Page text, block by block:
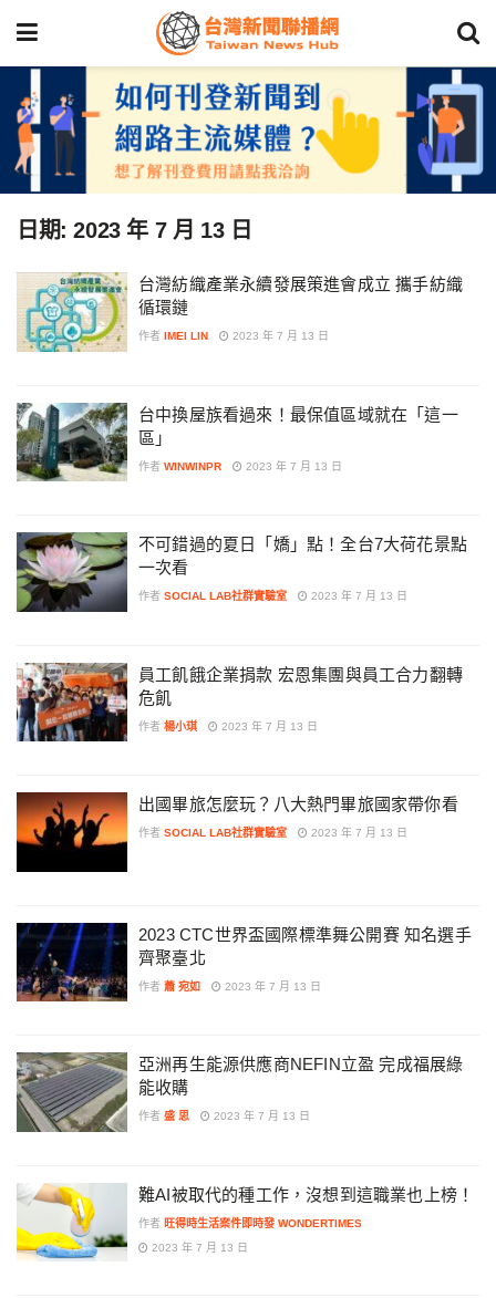
日期:2023 年 7 月 13 日
台灣紡織產業永續發展策進會成立 攜手紡織
循環鏈
作者 IMEI LIN 2023 年 7 月 13 日
台中換屋族看過來！最保值區域就在「這一
區」
作者 WINWINPR 2023 年 7 月 13 日
不可錯過的夏日「嬌」點！全台7大荷花景點
一次看
作者 SOCIAL LAB社群實驗室 2023 年 7 月 13 日
員工飢餓企業捐款 宏恩集團與員工合力翻轉
危飢
作者 楊小琪 2023 年 7 月 13 日
出國畢旅怎麼玩？八大熱門畢旅國家帶你看
作者 SOCIAL LAB社群實驗室 2023 年 7 月 13 日
2023 CTC世界盃國際標準舞公開賽 知名選手
齊聚臺北
作者 蕭 宛如 2023 年 7 月 13 日
亞洲再生能源供應商NEFIN立盈 完成福展綠
能收購
作者 盛 思 2023 年 7 月 13 日
難AI被取代的種工作，沒想到這職業也上榜！
作者 旺得時生活案件即時發 WONDERTIMES
2023 年 7 月 13 日